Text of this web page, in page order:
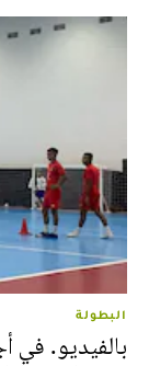
البطولة
بالفيديو. في